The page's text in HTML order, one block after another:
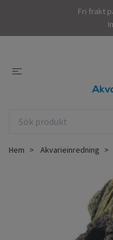
Fri frakt
Hem Akvarieinredning